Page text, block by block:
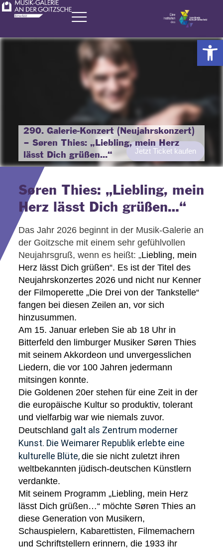
Zum
Inhalt
Jetzt Ticket kaufen
290. Galerie-Konzert (Neujahrskonzert)
– Søren Thies: „Liebling, mein Herz
lässt Dich grüßen…“
Søren Thies: „Liebling, mein
Herz lässt Dich grüßen…“
Das Jahr 2026 beginnt in der Musik-Galerie an
der Goitzsche mit einem sehr gefühlvollen
Neujahrsgruß, wenn es heißt: „Liebling, mein
Herz lässt Dich grüßen“. Es ist der Titel des
Neujahrskonzertes 2026 und nicht nur Kenner
der Filmoperette „Die Drei von der Tankstelle“
fangen bei diesen Zeilen an, vor sich
hinzusummen.
Am 15. Januar erleben Sie ab 18 Uhr in
Bitterfeld den limburger Musiker Søren Thies
mit seinem Akkordeon und unvergesslichen
Liedern, die vor 100 Jahren jedermann
mitsingen konnte.
Die Goldenen 20er stehen für eine Zeit in der
die europäische Kultur so produktiv, tolerant
und vielfarbig war wie niemals zuvor.
Deutschland galt als Zentrum moderner
Kunst. Die Weimarer Republik erlebte eine
kulturelle Blüte, die sie nicht zuletzt ihren
weltbekannten jüdisch-deutschen Künstlern
verdankte.
Mit seinem Programm „Liebling, mein Herz
lässt Dich grüßen…“ möchte Søren Thies an
diese Generation von Musikern,
Schauspielern, Kabarettisten, Filmemachern
und Schriftstellern erinnern, die 1933 ihr